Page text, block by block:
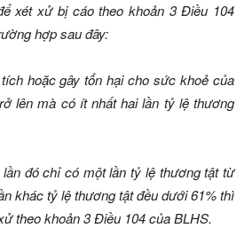
xét xử bị cáo theo khoản 3 Điều 104
hợp sau đây:
hoặc gây tổn hại cho sức khoẻ của
lên mà có ít nhất hai lần tỷ lệ thương
đó chỉ có một lần tỷ lệ thương tật từ
khác tỷ lệ thương tật đều dưới 61% thì
theo khoản 3 Điều 104 của BLHS.